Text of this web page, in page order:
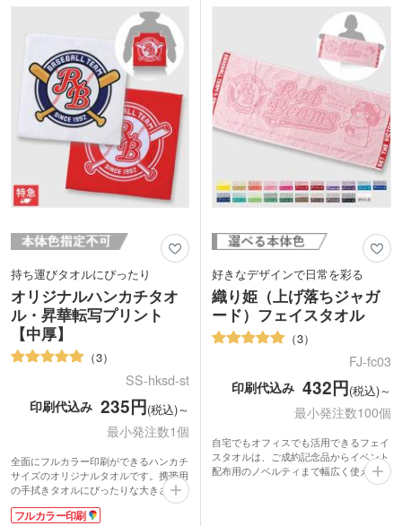
ト。スーツのポケットに入れてもかさば
りません。お子様から大人まで幅広く使
っていただけます。
す。表示価格は印刷代込みの格安価格！
フルカラーのデザインも1色のデザイン
も同価格でご対応。1枚からの小ロット
でご注文いただけます。
持ち運びタオルにぴったり
オリジナルハンカチタオ
ル・昇華転写プリント
【中厚】
3
SS-hksd-st
印刷代込み 235円(税込)～
最小発注数1個
全面にフルカラー印刷ができるハンカチ
サイズのオリジナルタオルです。携帯用
の手拭きタオルにぴったりな大きさ。写
真やイラストの細かなデザインが表現で
きるので、集合写真を印刷した卒業記念
フルカラー印刷
好きなデザインで日常を彩る
織り姫（上げ落ちジャガ
ード）フェイスタオル
3
FJ-fc03
印刷代込み 432円(税込)～
最小発注数100個
自宅でもオフィスでも活用できるフェイ
スタオルは、ご成約記念品からイベント
配布用のノベルティまで幅広く使えま
す。「上げ落ちジャガード織り」と呼ば